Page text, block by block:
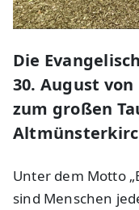
Die
30. August
zum großen
Unter dem Motto
sind Menschen